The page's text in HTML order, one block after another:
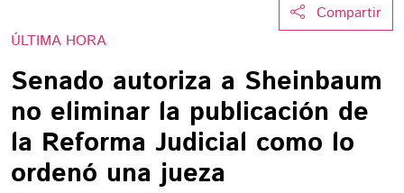
Compartir
ÚLTIMA HORA
Senado autoriza a Sheinbaum
no eliminar la publicación de
la Reforma Judicial como lo
ordenó una jueza